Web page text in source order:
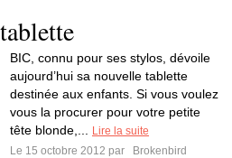
BIC, connu pour ses stylos, dévoile
aujourd’hui sa nouvelle tablette
destinée aux enfants. Si vous voulez
vous la procurer pour votre petite
tête blonde,...
Lire la suite
Le 15 octobre 2012 par
Brokenbird